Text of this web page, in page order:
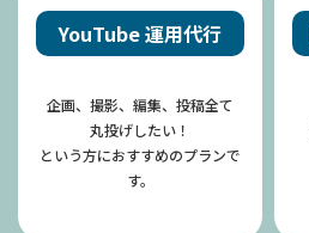
YouTube 運用代行
企画、撮影、編集、投稿全て
丸投げしたい！
​​​​​​​という方におすすめのプランで
す。